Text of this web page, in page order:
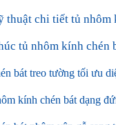
thuật chi tiết tủ nhôm
tủ nhôm kính chén
bát treo tường tối ưu
kính chén bát dạng